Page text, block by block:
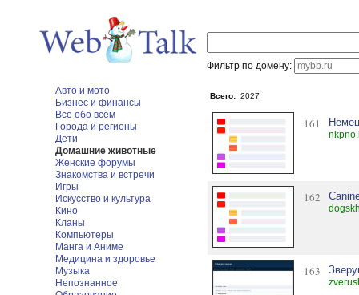
Фильтр по домену:
Авто и мото
Бизнес и финансы
Всё обо всём
Города и регионы
Дети
Домашние животные
Женские форумы
Знакомства и встречи
Игры
Искусство и культура
Кино
Кланы
Компьютеры
Манга и Аниме
Медицина и здоровье
Музыка
Непознанное
Всего: 2027
161
162
163